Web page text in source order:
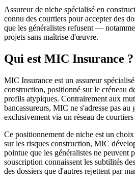
Assureur de niche spécialisé en
connu des courtiers pour accepter des
que les généralistes refusent —
projets sans maîtrise d'œuvre.
Qui est MIC Insurance ?
MIC Insurance est un assureur
construction, positionné sur le créneau
profils atypiques. Contrairement aux
bancassureurs, MIC ne s'adresse pas
exclusivement via un réseau de courtiers
Ce positionnement de niche est un
sur les risques construction, MIC
pointue que les généralistes ne peuvent
souscription connaissent les subtilités
des dossiers que d'autres rejettent par